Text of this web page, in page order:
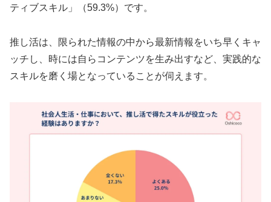
ティブスキル」（59.3%）です。
推し活は、限られた情報の中から最新情報をいち早くキャ
ッチし、時には自らコンテンツを生み出すなど、実践的な
スキルを磨く場となっていることが伺えます。